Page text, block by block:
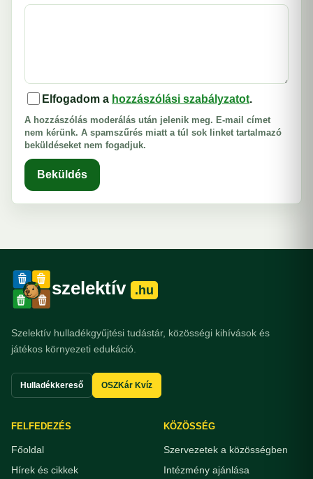
Elfogadom a hozzászólási szabályzatot.
A hozzászólás moderálás után jelenik meg. E-mail címet
nem kérünk. A spamszűrés miatt a túl sok linket tartalmazó
beküldéseket nem fogadjuk.
Beküldés
szelektív .hu
Szelektív hulladékgyűjtési tudástár, közösségi kihívások és
játékos környezeti edukáció.
Hulladékkereső OSZKár Kvíz
FELFEDEZÉS
Főoldal
Hírek és cikkek
KÖZÖSSÉG
Szervezetek a közösségben
Intézmény ajánlása